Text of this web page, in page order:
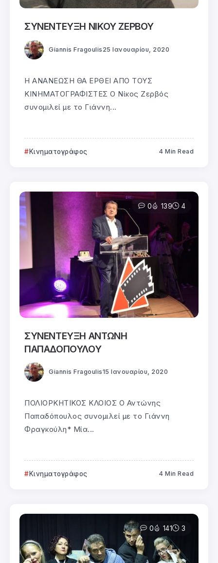
ΣΥΝΕΝΤΕΥΞΗ ΝΙΚΟΥ ΖΕΡΒΟΥ
Giannis Fragoulis 25 Ιανουαρίου, 2020
Η ΑΝΑΝΕΩΣΗ ΘΑ ΕΡΘΕΙ ΑΠΟ ΤΟΥΣ
ΚΙΝΗΜΑΤΟΓΡΑΦΙΣΤΕΣ Ο Νίκος Ζερβός
συνομιλεί με το Γιάννη...
Κινηματογράφος 4 Min Read
0 139 4
ΣΥΝΕΝΤΕΥΞΗ ΑΝΤΩΝΗ
ΠΑΠΑΔΟΠΟΥΛΟΥ
Giannis Fragoulis15 Ιανουαρίου, 2020
ΠΟΛΙΟΡΚΗΤΙΚΟΣ ΚΛΟΙΟΣ Ο Αντώνης
Παπαδόπουλος συνομιλεί με το Γιάννη
Φραγκούλη* Μία...
Κινηματογράφος 4 Min Read
0 141 3